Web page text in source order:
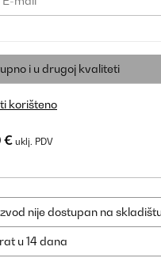
i u drugoj kvaliteti
korišteno
€ uklj. PDV
nije dostupan na
u 14 dana